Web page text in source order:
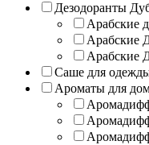
Дезодоранты
Арабские
Арабские
Арабские
Саше для
Ароматы для